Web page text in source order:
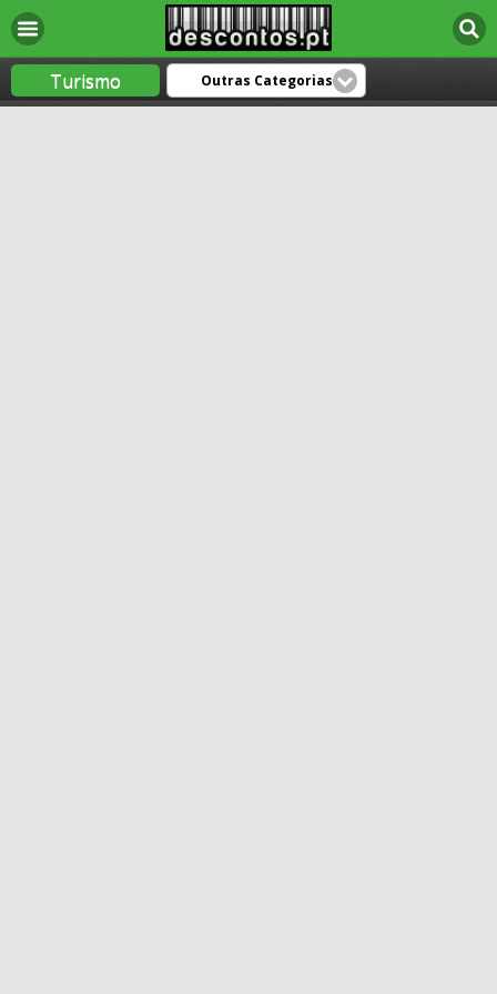
Turismo Outras Categorias